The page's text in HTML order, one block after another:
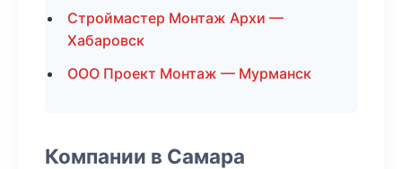
Строймастер Монтаж Архи —
Хабаровск
ООО Проект Монтаж — Мурманск
Компании в Самара